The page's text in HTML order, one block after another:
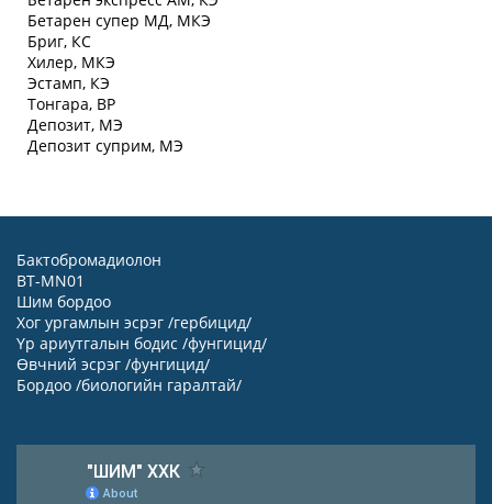
Бетарен супер МД, МКЭ
Бриг, КС
Хилер, МКЭ
Эстамп, КЭ
Тонгара, ВР
Депозит, МЭ
Депозит суприм, МЭ
Бактобромадиолон
BT-MN01
Шим бордоо
Хог ургамлын эсрэг /гербицид/
Үр ариутгалын бодис /фунгицид/
Өвчний эсрэг /фунгицид/
Бордоо /биологийн гаралтай/